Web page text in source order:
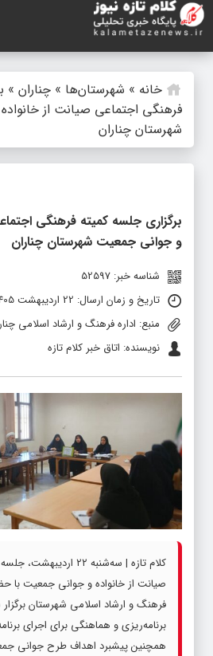
خانه » شهرستان‌ها » چناران »
فرهنگی اجتماعی صیانت از
شهرستان چناران
برگزاری جلسه کمیته فرهنگی
و جوانی جمعیت شهرستان چناران
شناسه خبر: 52597
تاریخ و زمان ارسال: 22 اردیبهشت 1405 ساعت 15:49
منبع: اداره فرهنگ و ارشاد اسلامی
نویسنده: اتاق خبر کلام تازه
کلام تازه | سه‌شنبه ۲۲
صیانت از خانواده و جوانی جمعیت با
فرهنگ و ارشاد اسلامی شهرستان
برنامه‌ریزی و هماهنگی برای اجرای
همچنین پیشبرد اهداف طرح جوانی